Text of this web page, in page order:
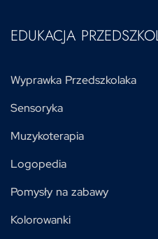
EDUKACJA
Wyprawka Przedszkolaka
Sensoryka
Muzykoterapia
Logopedia
Pomysły na zabawy
Kolorowanki